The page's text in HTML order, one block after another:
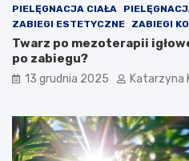
e
t
r
z
a
o
m
i
m
?
P
r
o
k
t
y
PIELĘGNACJA CIAŁA
ZABIEGI ESTETYCZNE
ZABIEGI
Twarz po mezoterapii
po zabiegu?
13 grudnia 2025 Katarzyna